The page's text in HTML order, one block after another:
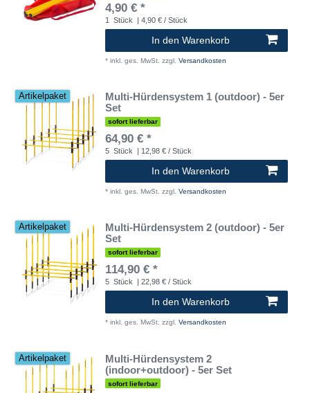
4,90 € *
1 Stück | 4,90 € / Stück
In den Warenkorb
* inkl. ges. MwSt. zzgl. Versandkosten
Artikelpaket
Multi-Hürdensystem 1 (outdoor) - 5er
Set
sofort lieferbar
64,90 € *
5 Stück | 12,98 € / Stück
In den Warenkorb
* inkl. ges. MwSt. zzgl. Versandkosten
Artikelpaket
Multi-Hürdensystem 2 (outdoor) - 5er
Set
sofort lieferbar
114,90 € *
5 Stück | 22,98 € / Stück
In den Warenkorb
* inkl. ges. MwSt. zzgl. Versandkosten
Artikelpaket
Multi-Hürdensystem 2
(indoor+outdoor) - 5er Set
sofort lieferbar